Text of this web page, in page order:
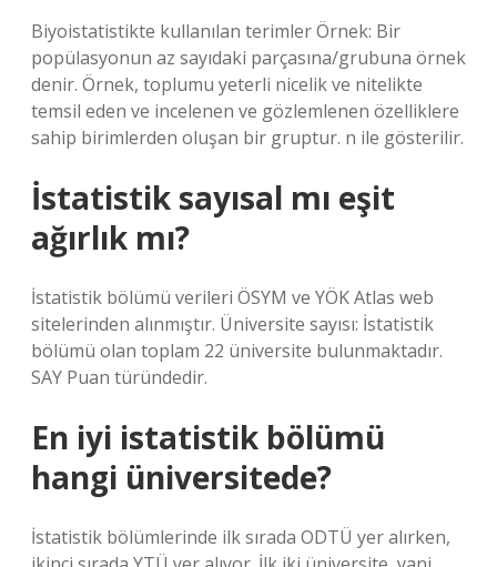
Biyoistatistikte kullanılan terimler Örnek: Bir
popülasyonun az sayıdaki parçasına/grubuna örnek
denir. Örnek, toplumu yeterli nicelik ve nitelikte
temsil eden ve incelenen ve gözlemlenen özelliklere
sahip birimlerden oluşan bir gruptur. n ile gösterilir.
İstatistik sayısal mı eşit
ağırlık mı?
İstatistik bölümü verileri ÖSYM ve YÖK Atlas web
sitelerinden alınmıştır. Üniversite sayısı: İstatistik
bölümü olan toplam 22 üniversite bulunmaktadır.
SAY Puan türündedir.
En iyi istatistik bölümü
hangi üniversitede?
İstatistik bölümlerinde ilk sırada ODTÜ yer alırken,